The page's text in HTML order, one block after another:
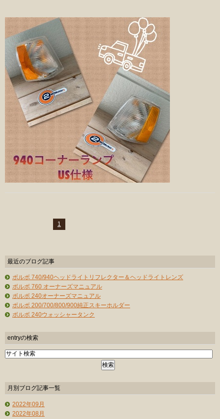
1
最近のブログ記事
ボルボ 740/940ヘッドライトリフレクター＆ヘッドライトレンズ
ボルボ 760 オーナーズマニュアル
ボルボ 240オーナーズマニュアル
ボルボ 200/700/800/900純正スキーホルダー
ボルボ 240ウォッシャータンク
entryの検索
月別ブログ記事一覧
2022年09月
2022年08月